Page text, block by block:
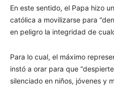
En este sentido, el Papa hizo
católica a movilizarse para
en peligro la integridad de
Para lo cual, el máximo
instó a orar para que
silenciado en niños, jóvenes y